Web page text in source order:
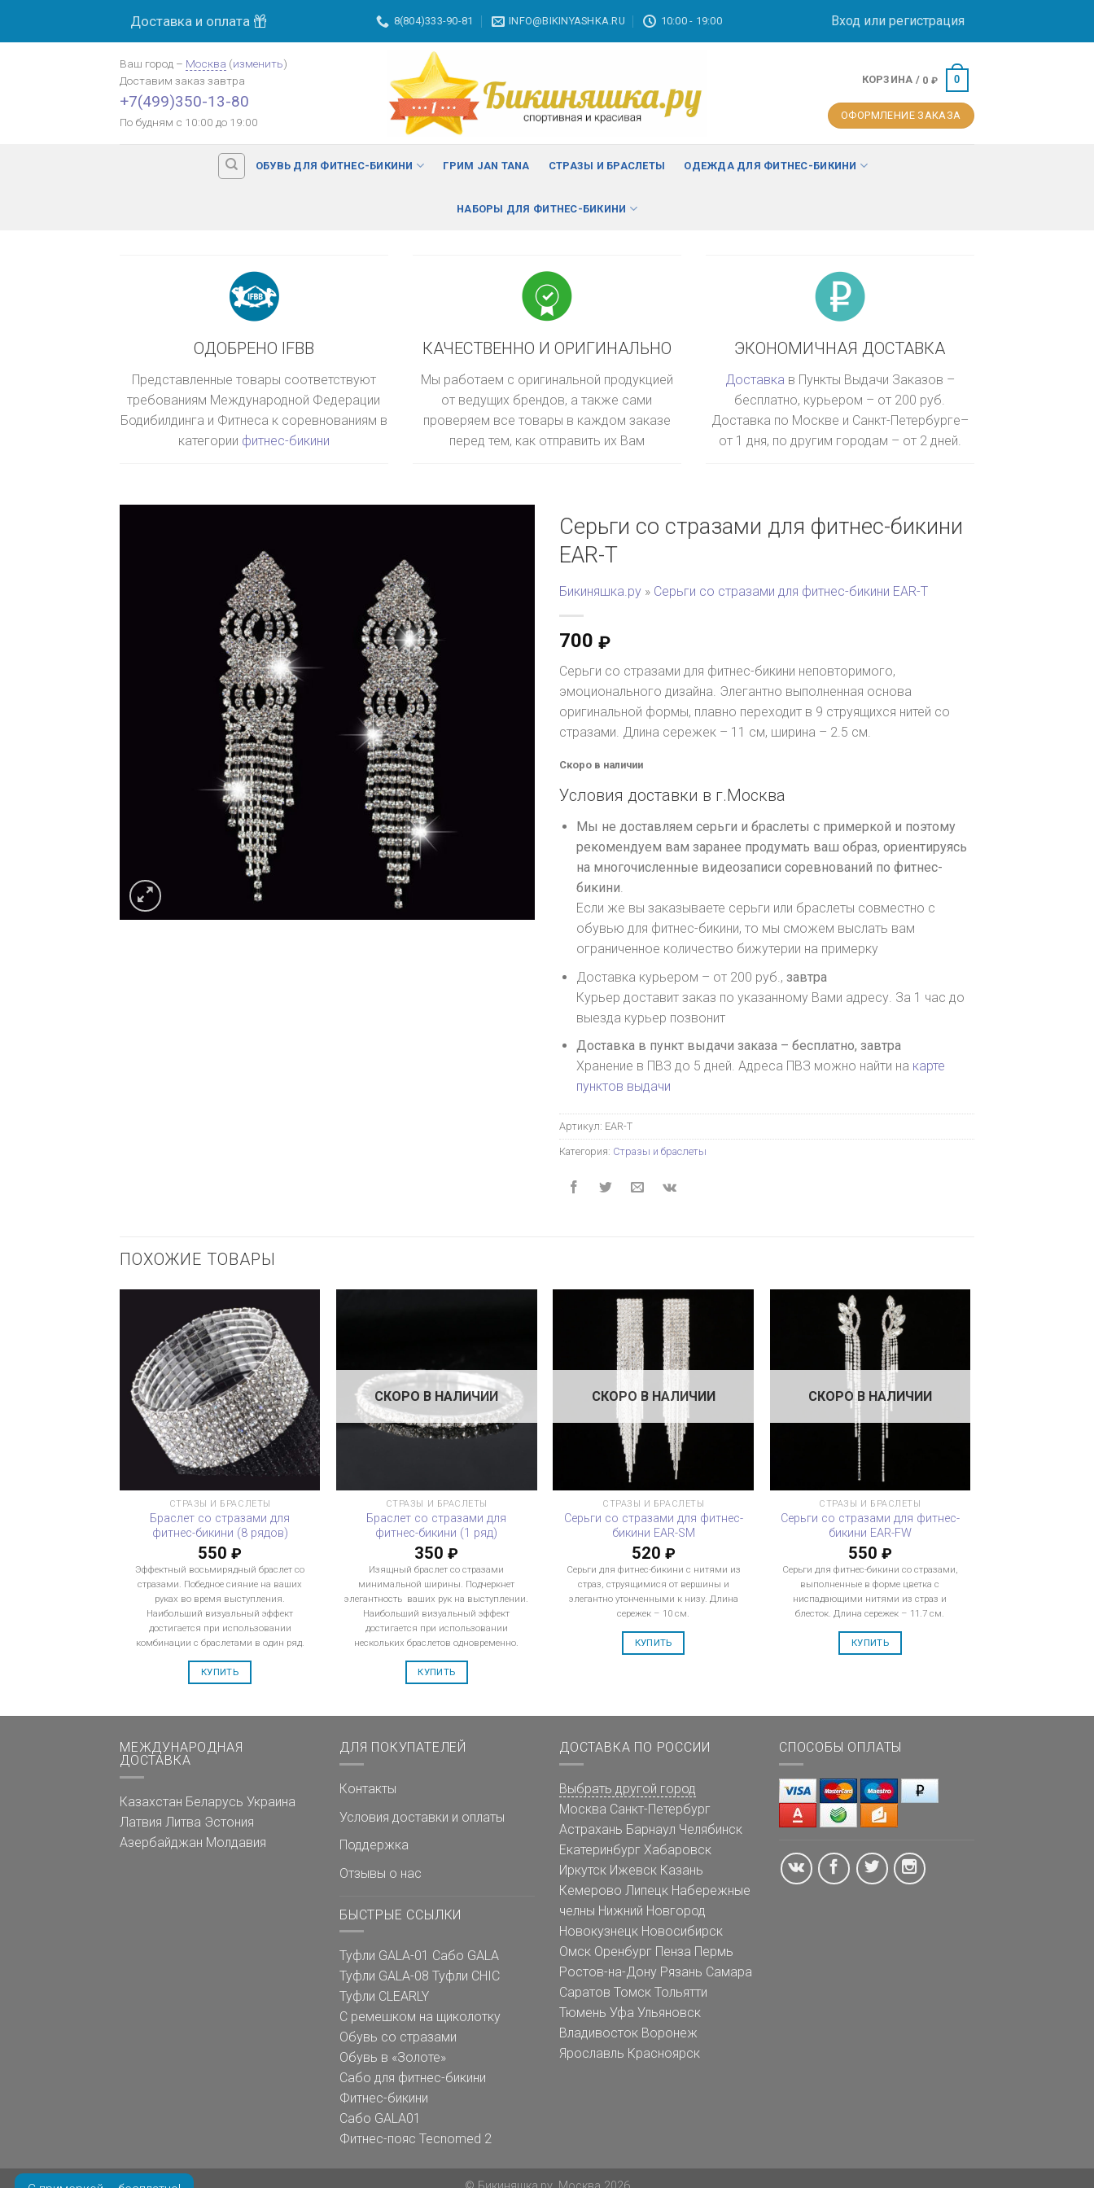
Доставка и оплата 8(804)333-90-81 INFO@BIKINYASHKA.RU 10:00 - 19:00 Вход или регистрация
Ваш город – Москва (изменить)
Доставим заказ завтра
+7(499)350-13-80
По будням с 10:00 до 19:00
КОРЗИНА / 0 ₽ 0
ОФОРМЛЕНИЕ ЗАКАЗА
ОБУВЬ ДЛЯ ФИТНЕС-БИКИНИ ГРИМ JAN TANA СТРАЗЫ И БРАСЛЕТЫ ОДЕЖДА ДЛЯ ФИТНЕС-БИКИНИ
НАБОРЫ ДЛЯ ФИТНЕС-БИКИНИ
ОДОБРЕНО IFBB
Представленные товары соответствуют
требованиям Международной Федерации
Бодибилдинга и Фитнеса к соревнованиям в
категории фитнес-бикини
КАЧЕСТВЕННО И ОРИГИНАЛЬНО
Мы работаем с оригинальной продукцией
от ведущих брендов, а также сами
проверяем все товары в каждом заказе
перед тем, как отправить их Вам
ЭКОНОМИЧНАЯ ДОСТАВКА
Доставка в Пункты Выдачи Заказов –
бесплатно, курьером – от 200 руб.
Доставка по Москве и Санкт-Петербурге–
от 1 дня, по другим городам – от 2 дней.
Серьги со стразами для фитнес-бикини
EAR-T
Бикиняшка.ру » Серьги со стразами для фитнес-бикини EAR-T
700 ₽
Серьги со стразами для фитнес-бикини неповторимого,
эмоционального дизайна. Элегантно выполненная основа
оригинальной формы, плавно переходит в 9 струящихся нитей со
стразами. Длина сережек – 11 см, ширина – 2.5 см.
Скоро в наличии
МОСКВА изменить
Оплата картой банка
Условия доставки в г.Москва
Мы не доставляем серьги и браслеты с примеркой и поэтому
рекомендуем вам заранее продумать ваш образ, ориентируясь
на многочисленные видеозаписи соревнований по фитнес-
бикини.
Если же вы заказываете серьги или браслеты совместно с
обувью для фитнес-бикини, то мы сможем выслать вам
ограниченное количество бижутерии на примерку
Доставка курьером – от 200 руб., завтра
Курьер доставит заказ по указанному Вами адресу. За 1 час до
выезда курьер позвонит
Доставка в пункт выдачи заказа – бесплатно, завтра
Хранение в ПВЗ до 5 дней. Адреса ПВЗ можно найти на карте
пунктов выдачи
Артикул: EAR-T
Категория: Стразы и браслеты
ПОХОЖИЕ ТОВАРЫ
СТРАЗЫ И БРАСЛЕТЫ
Браслет со стразами для
фитнес-бикини (8 рядов)
550₽
Эффектный восьмирядный браслет со
стразами. Победное сияние на ваших
руках во время выступления.
Наибольший визуальный эффект
достигается при использовании
комбинации с браслетами в один ряд.
КУПИТЬ
СКОРО В НАЛИЧИИ
СТРАЗЫ И БРАСЛЕТЫ
Браслет со стразами для
фитнес-бикини (1 ряд)
350₽
Изящный браслет со стразами
минимальной ширины. Подчеркнет
элегантность ваших рук на выступлении.
Наибольший визуальный эффект
достигается при использовании
нескольких браслетов одновременно.
КУПИТЬ
СКОРО В НАЛИЧИИ
СТРАЗЫ И БРАСЛЕТЫ
Серьги со стразами для фитнес-
бикини EAR-SM
520 ₽
Серьги для фитнес-бикини с нитями из
страз, струящимися от вершины и
элегантно утонченными к низу. Длина
сережек – 10 см.
КУПИТЬ
СКОРО В НАЛИЧИИ
СТРАЗЫ И БРАСЛЕТЫ
Серьги со стразами для фитнес-
бикини EAR-FW
550 ₽
Серьги для фитнес-бикини со стразами,
выполненные в форме цветка с
ниспадающими нитями из страз и
блесток. Длина сережек – 11.7 см.
КУПИТЬ
МЕЖДУНАРОДНАЯ
ДОСТАВКА
Казахстан Беларусь Украина
Латвия Литва Эстония
Азербайджан Молдавия
ДЛЯ ПОКУПАТЕЛЕЙ
Контакты
Условия доставки и оплаты
Поддержка
Отзывы о нас
БЫСТРЫЕ ССЫЛКИ
Туфли GALA-01 Сабо GALA
Туфли GALA-08 Туфли CHIC
Туфли CLEARLY
С ремешком на щиколотку
Обувь со стразами
Обувь в «Золоте»
Сабо для фитнес-бикини
Фитнес-бикини
Сабо GALA01
Фитнес-пояс Tecnomed 2
ДОСТАВКА ПО РОССИИ
Выбрать другой город
Москва Санкт-Петербург
Астрахань Барнаул Челябинск
Екатеринбург Хабаровск
Иркутск Ижевск Казань
Кемерово Липецк Набережные
челны Нижний Новгород
Новокузнецк Новосибирск
Омск Оренбург Пенза Пермь
Ростов-на-Дону Рязань Самара
Саратов Томск Тольятти
Тюмень Уфа Ульяновск
Владивосток Воронеж
Ярославль Красноярск
СПОСОБЫ ОПЛАТЫ